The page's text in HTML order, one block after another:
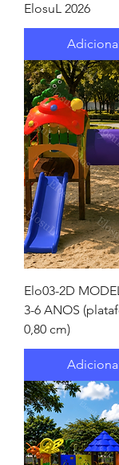
ElosuL 2026
Elo03-2D
3-6 ANOS
0,80 cm)